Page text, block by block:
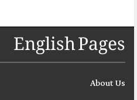
English Pages
About Us